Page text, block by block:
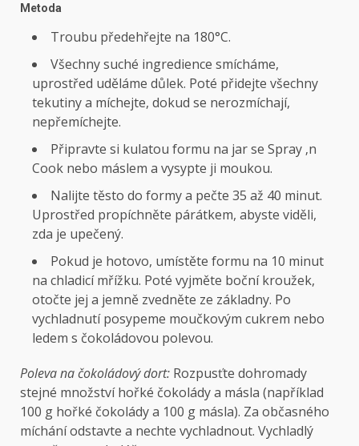
Metoda
Troubu předehřejte na 180°C.
Všechny suché ingredience smícháme,
uprostřed uděláme důlek. Poté přidejte všechny
tekutiny a míchejte, dokud se nerozmíchají,
nepřemíchejte.
Připravte si kulatou formu na jar se Spray ‚n
Cook nebo máslem a vysypte ji moukou.
Nalijte těsto do formy a pečte 35 až 40 minut.
Uprostřed propíchněte párátkem, abyste viděli,
zda je upečený.
Pokud je hotovo, umístěte formu na 10 minut
na chladicí mřížku. Poté vyjměte boční kroužek,
otočte jej a jemně zvedněte ze základny. Po
vychladnutí posypeme moučkovým cukrem nebo
ledem s čokoládovou polevou.
Poleva na čokoládový dort: Rozpusťte dohromady
stejné množství hořké čokolády a másla (například
100 g hořké čokolády a 100 g másla). Za občasného
míchání odstavte a nechte vychladnout. Vychladlý